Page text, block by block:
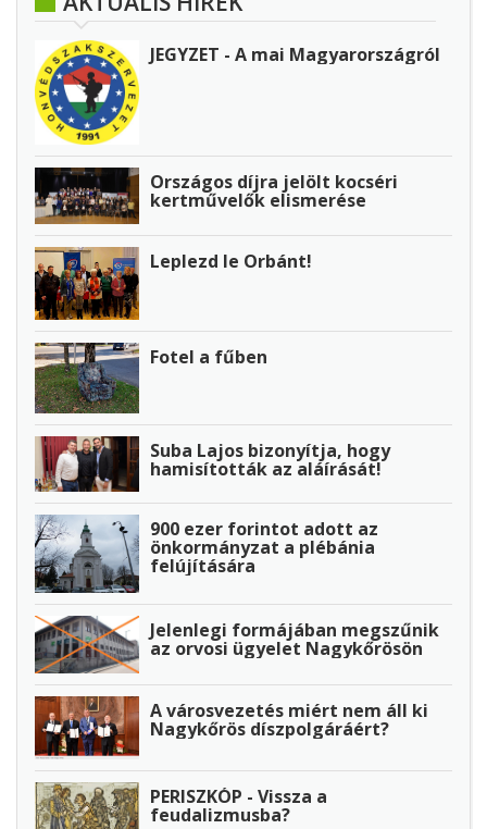
JEGYZET - A mai Magyarországról
Országos díjra jelölt kocséri
kertművelők elismerése
Leplezd le Orbánt!
Fotel a fűben
Suba Lajos bizonyítja, hogy
hamisították az aláírását!
900 ezer forintot adott az
önkormányzat a plébánia
felújítására
Jelenlegi formájában megszűnik
az orvosi ügyelet Nagykőrösön
A városvezetés miért nem áll ki
Nagykőrös díszpolgáráért?
PERISZKÓP - Vissza a
feudalizmusba?